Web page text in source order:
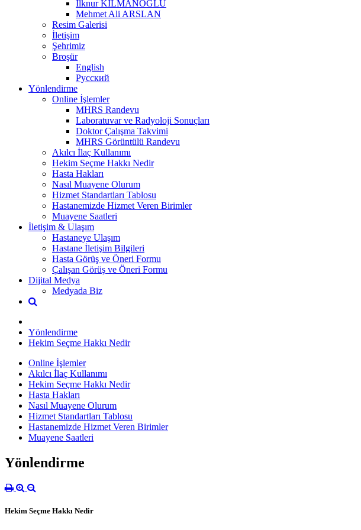
İlknur KILMANOĞLU
Mehmet Ali ARSLAN
Resim Galerisi
İletişim
Şehrimiz
Broşür
English
Русский
Yönlendirme
Online İşlemler
MHRS Randevu
Laboratuvar ve Radyoloji Sonuçları
Doktor Çalışma Takvimi
MHRS Görüntülü Randevu
Akılcı İlaç Kullanımı
Hekim Seçme Hakkı Nedir
Hasta Hakları
Nasıl Muayene Olurum
Hizmet Standartları Tablosu
Hastanemizde Hizmet Veren Birimler
Muayene Saatleri
İletişim & Ulaşım
Hastaneye Ulaşım
Hastane İletişim Bilgileri
Hasta Görüş ve Öneri Formu
Çalışan Görüş ve Öneri Formu
Dijital Medya
Medyada Biz
Yönlendirme
Hekim Seçme Hakkı Nedir
Online İşlemler
Akılcı İlaç Kullanımı
Hekim Seçme Hakkı Nedir
Hasta Hakları
Nasıl Muayene Olurum
Hizmet Standartları Tablosu
Hastanemizde Hizmet Veren Birimler
Muayene Saatleri
Yönlendirme
Hekim Seçme Hakkı Nedir